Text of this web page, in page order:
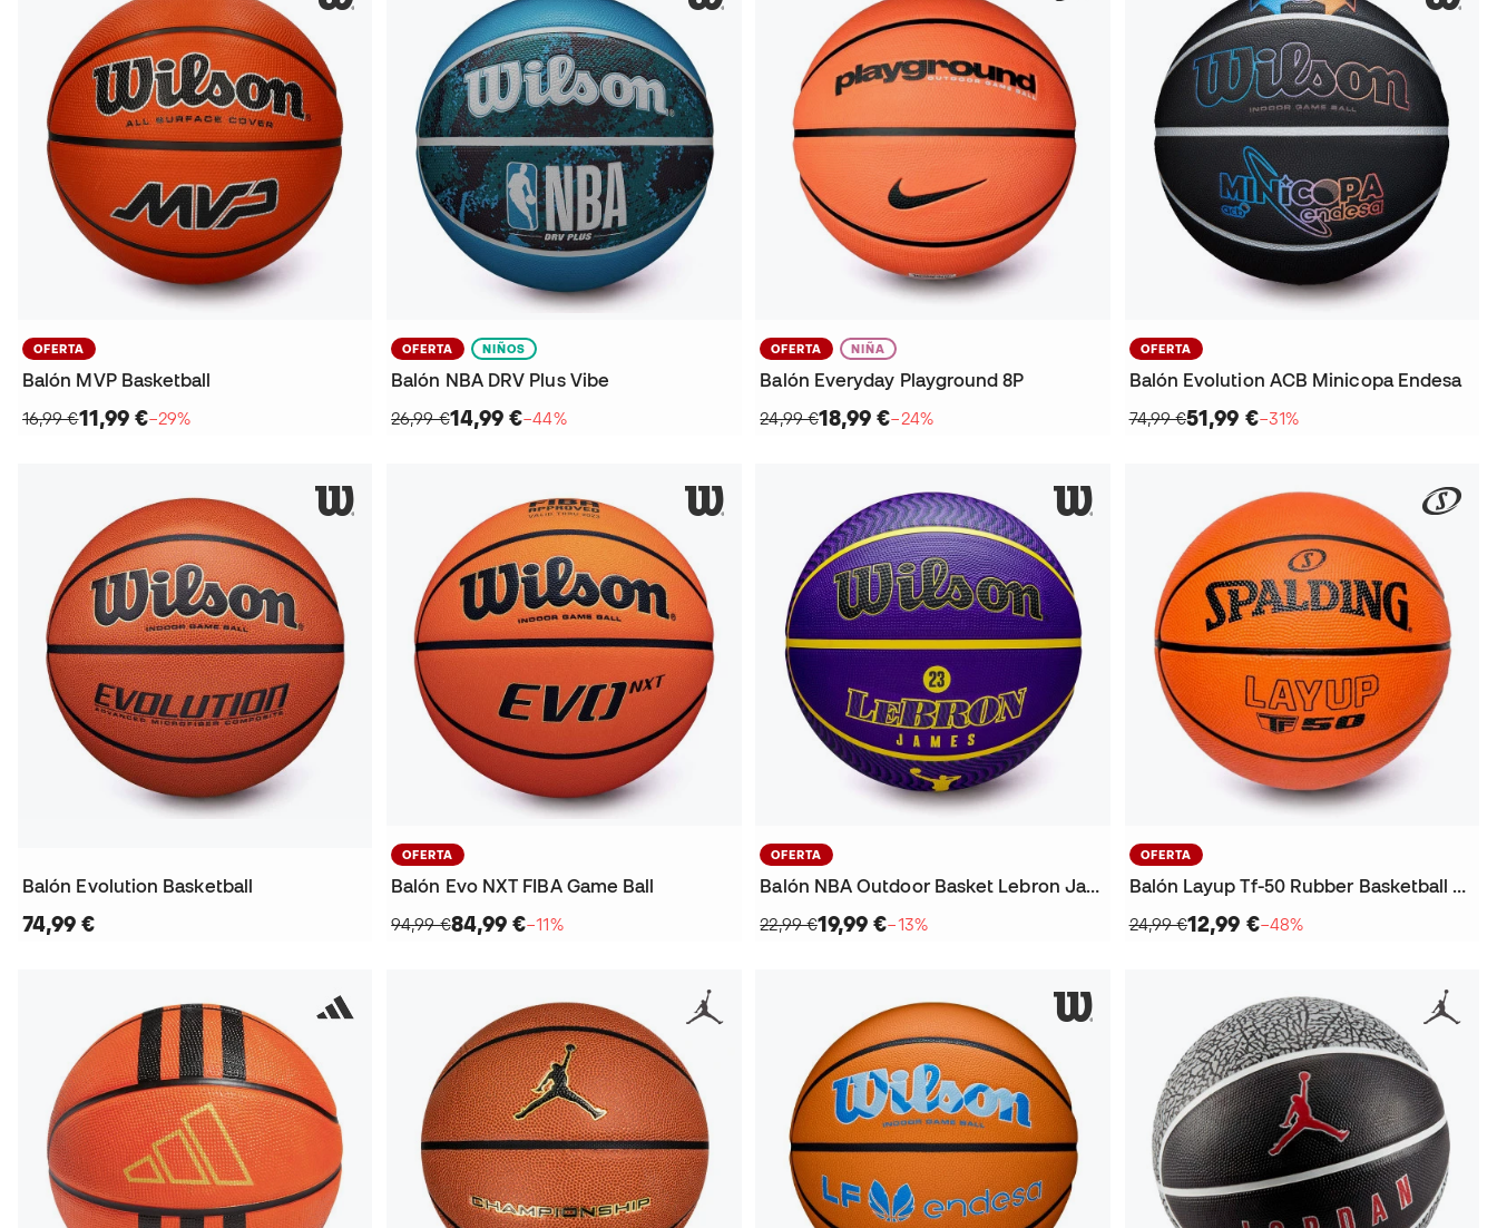
OFERTA
Balón MVP Basketball
16,99 €11,99 €−29%
OFERTA NIÑOS
Balón NBA DRV Plus Vibe
26,99 €14,99 €−44%
OFERTA NIÑA
Balón Everyday Playground 8P
24,99 €18,99 €−24%
OFERTA
Balón Evolution ACB Minicopa Endesa
74,99 €51,99 €−31%
Balón Evolution Basketball
74,99 €
OFERTA
Balón Evo NXT FIBA Game Ball
94,99 €84,99 €−11%
OFERTA
Balón NBA Outdoor Basket Lebron James
22,99 €19,99 €−13%
OFERTA
Balón Layup Tf-50 Rubber Basketball Sz7
24,99 €12,99 €−48%